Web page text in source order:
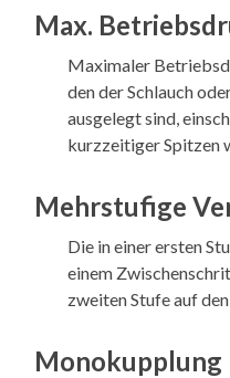
Max.
Maximaler
den der Schlauch
ausgelegt sind,
kurzzeitiger Spitzen
Mehrstufige
Die in einer ersten
einem
zweiten Stufe auf
Monokupplung